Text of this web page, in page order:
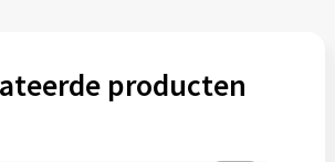
producten